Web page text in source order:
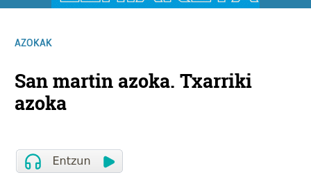
AZOKAK
San martin azoka. Txarriki
azoka